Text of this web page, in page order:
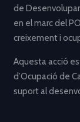
de
en el marc del
creixement i
Aquesta acció
d’Ocupació de
suport al